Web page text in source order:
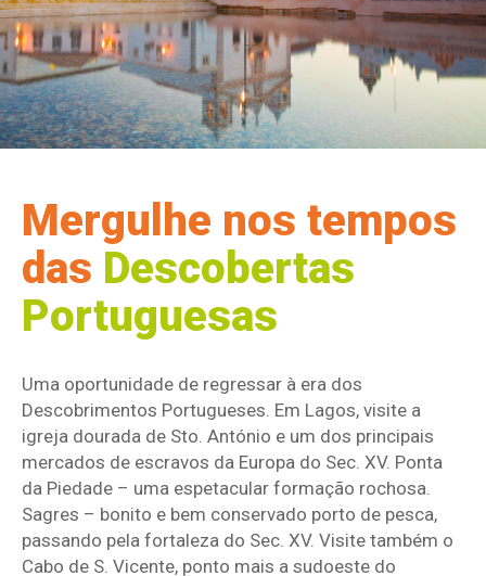
Mergulhe nos tempos
das Descobertas
Portuguesas
Uma oportunidade de regressar à era dos
Descobrimentos Portugueses. Em Lagos, visite a
igreja dourada de Sto. António e um dos principais
mercados de escravos da Europa do Sec. XV. Ponta
da Piedade – uma espetacular formação rochosa.
Sagres – bonito e bem conservado porto de pesca,
passando pela fortaleza do Sec. XV. Visite também o
Cabo de S. Vicente, ponto mais a sudoeste do